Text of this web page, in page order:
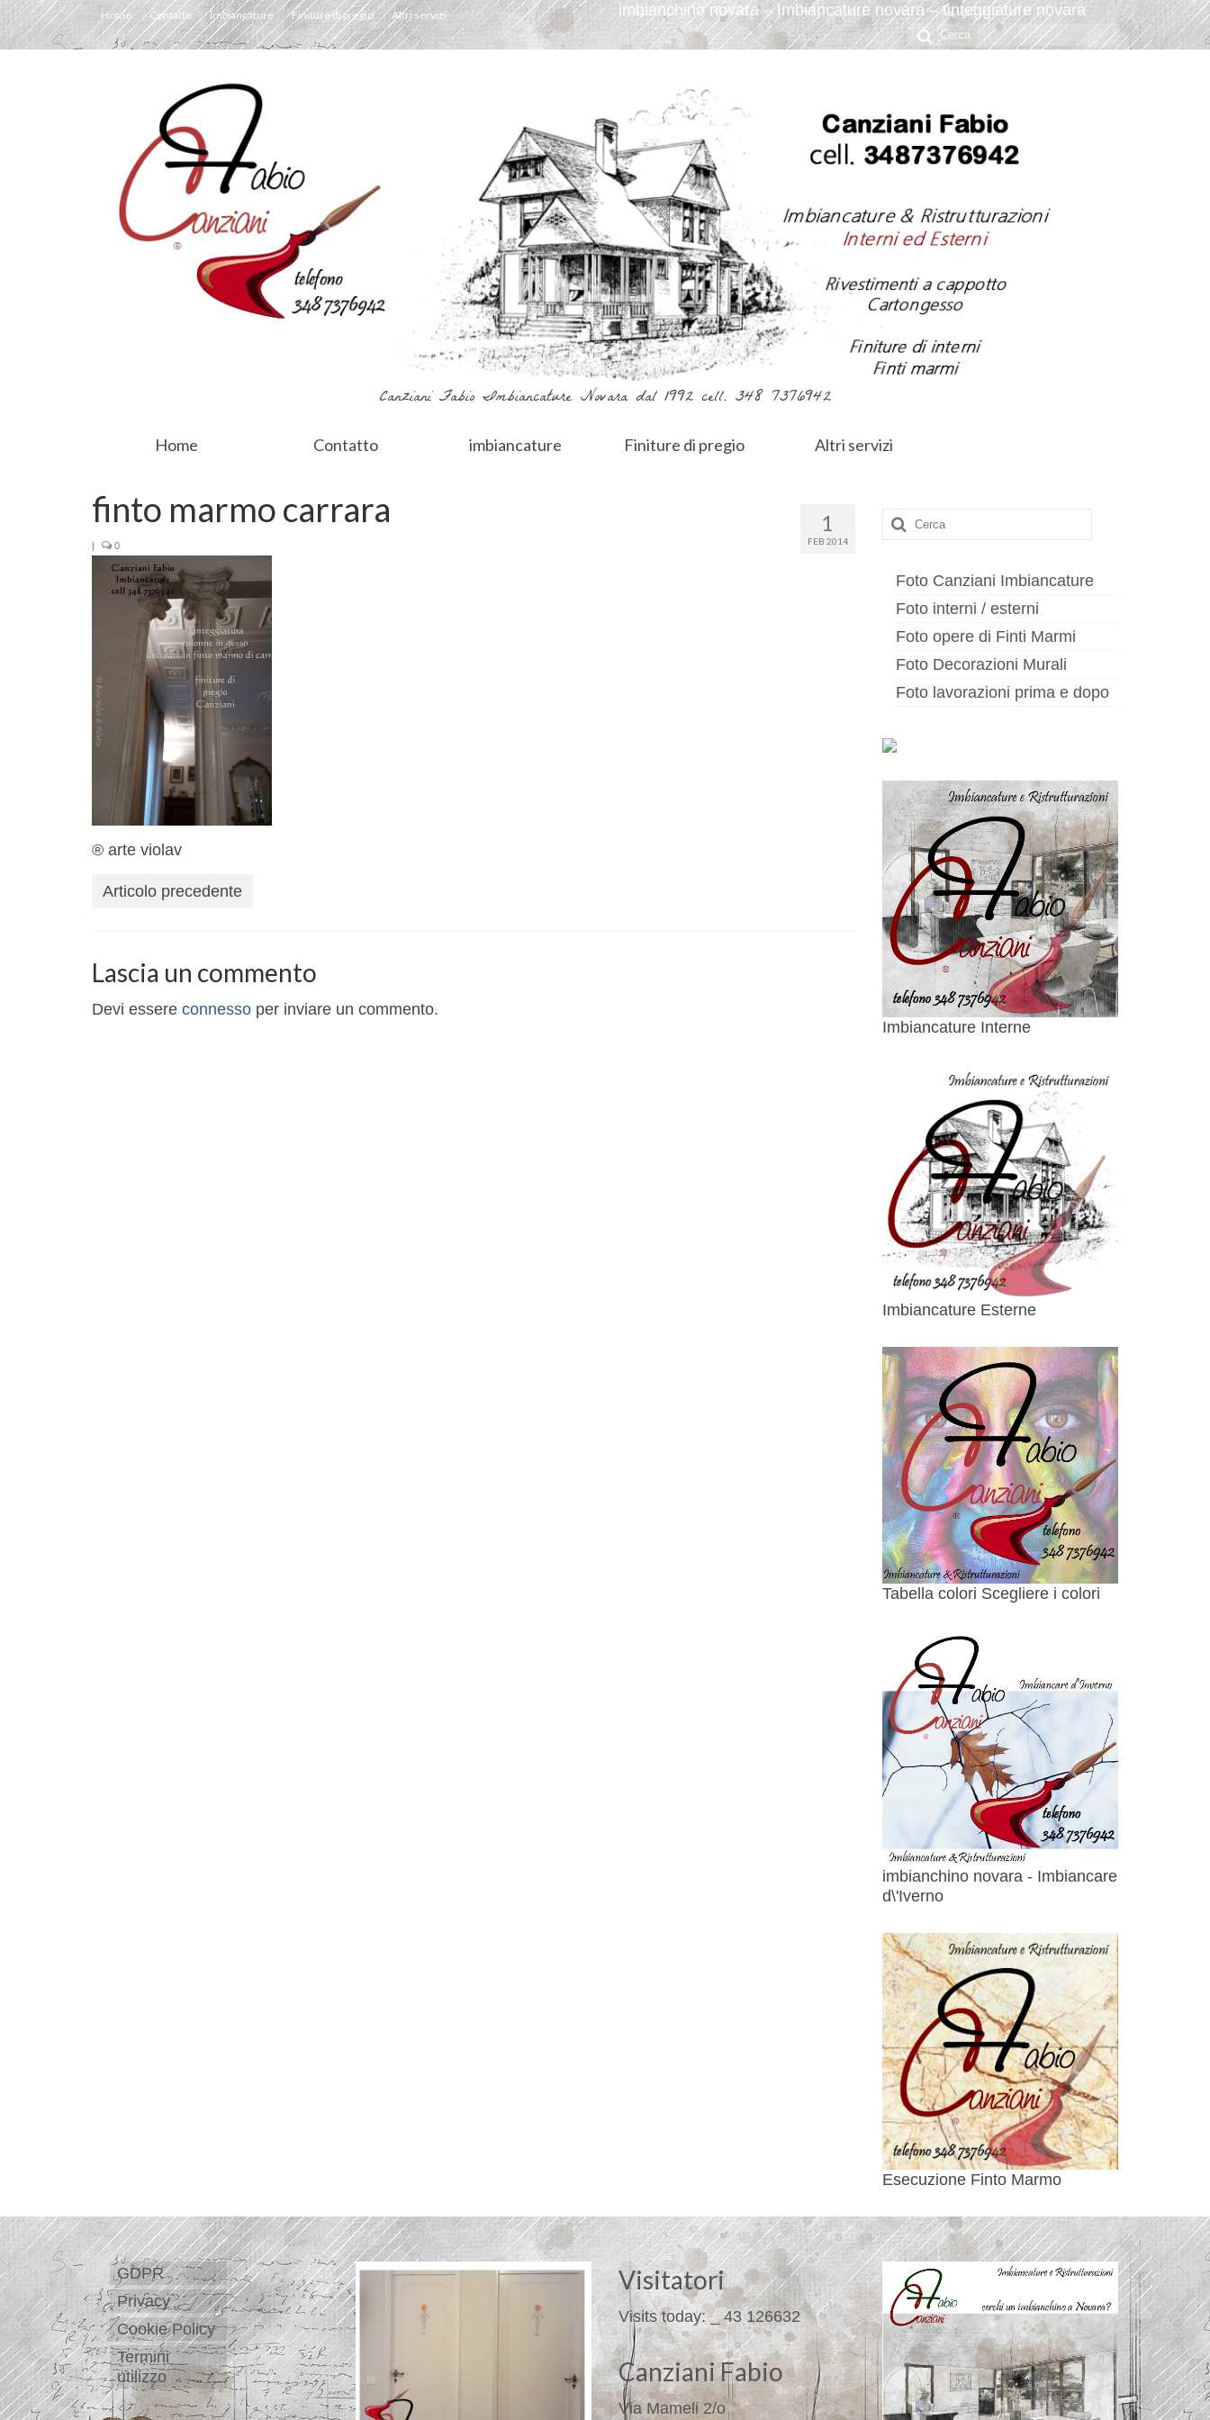
Home Contatto imbiancature Finiture di pregio Altri servizi
imbianchino novara – Imbiancature novara – tinteggiature novara
Cerca:
Canziani Fabio Imbiancature Novara dal 1992 cell. 348 7376942
Home Contatto imbiancature Finiture di pregio Altri servizi
1
FEB 2014
finto marmo carrara
0
® arte violav
Articolo precedente
Lascia un commento
Devi essere connesso per inviare un commento.
Cerca:
Foto Canziani Imbiancature
Foto interni / esterni
Foto opere di Finti Marmi
Foto Decorazioni Murali
Foto lavorazioni prima e dopo
Imbiancature Interne
Imbiancature Esterne
Tabella colori Scegliere i colori
imbianchino novara - Imbiancare
d\'Iverno
Esecuzione Finto Marmo
GDPR
Privacy
Cookie Policy
Termini
utilizzo
Visitatori
Visits today:_ 43 126632
Canziani Fabio
Via Mameli 2/o